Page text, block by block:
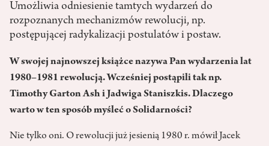
Umożliwia odniesienie tamtych wydarzeń do
rozpoznanych mechanizmów rewolucji, np.
postępującej radykalizacji postulatów i postaw.
W swojej najnowszej książce nazywa Pan wydarzenia lat
1980–1981 rewolucją. Wcześniej postąpili tak np.
Timothy Garton Ash i Jadwiga Staniszkis. Dlaczego
warto w ten sposób myśleć o Solidarności?
Nie tylko oni. O rewolucji już jesienią 1980 r. mówił Jacek